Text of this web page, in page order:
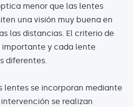
menor que las lentes
una visión muy buena en
las distancias. El criterio de
importante y cada lente
diferentes.
lentes se incorporan mediante
se realizan